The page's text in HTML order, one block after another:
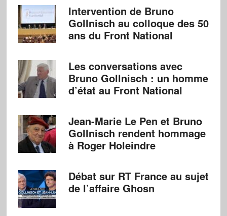
Intervention de Bruno
Gollnisch au colloque des 50
ans du Front National
Les conversations avec
Bruno Gollnisch : un homme
d’état au Front National
Jean-Marie Le Pen et Bruno
Gollnisch rendent hommage
à Roger Holeindre
Débat sur RT France au sujet
de l’affaire Ghosn